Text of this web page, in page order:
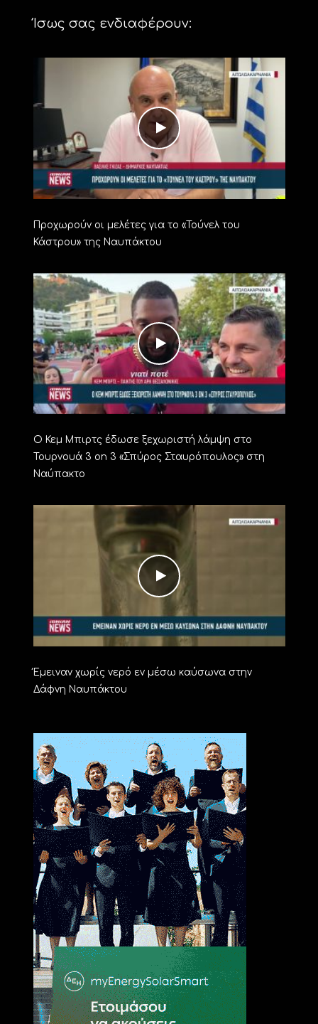
Ίσως σας ενδιαφέρουν:
Προχωρούν οι μελέτες για το «Τούνελ του
Κάστρου» της Ναυπάκτου
Ο Κεμ Μπιρτς έδωσε ξεχωριστή λάμψη στο
Τουρνουά 3 on 3 «Σπύρος Σταυρόπουλος» στη
Ναύπακτο
Έμειναν χωρίς νερό εν μέσω καύσωνα στην
Δάφνη Ναυπάκτου